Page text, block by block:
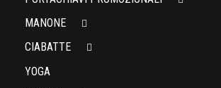
MANONE
CIABATTE
YOGA